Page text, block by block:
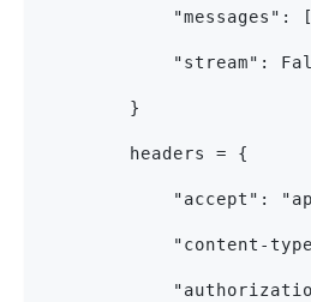
"messages":
"stream":
        }
        headers = {
"accept":
"content-